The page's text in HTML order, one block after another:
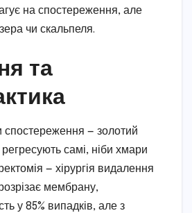
на спостереження, але
чи скальпеля.
та
спостереження — золотий
самі, ніби хмари
— хірургія видалення
мембрану,
у 85% випадків, але з